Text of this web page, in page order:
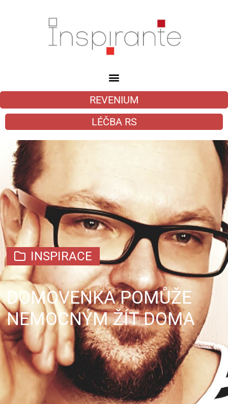
REVENIUM
LÉČBA RS
INSPIRACE
DOMOVENKA POMŮŽE
NEMOCNÝM ŽÍT DOMA